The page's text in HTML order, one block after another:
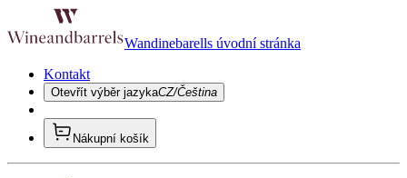
Wandinebarells úvodní stránka
Kontakt
Otevřít výběr jazykaCZ/Čeština
Nákupní košík